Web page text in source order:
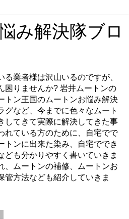
み解決隊ブロ
る業者様は沢山いるのですが、
困りませんか? 岩井ムートンの
トン王国のムートンお悩み解決
グなど、今までに色々なムート
してきて実際に解決してきた事
れている方のために、自宅でで
トンに出来た染み、自宅ででき
ども分かりやすく書いていきま
、ムートンの補修、ムートンお
管方法なども紹介していきま